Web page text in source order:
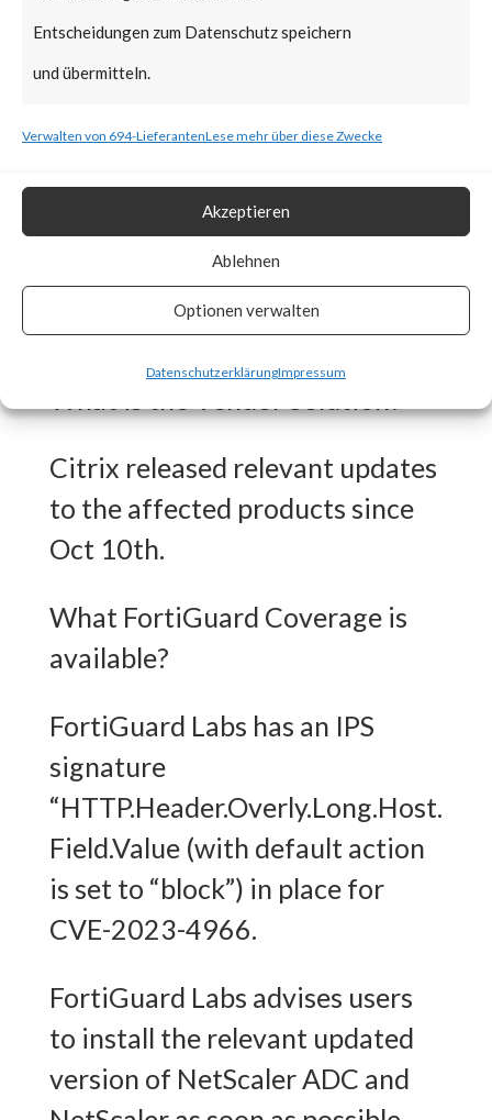
Entscheidungen zum Datenschutz speichern
und übermitteln.
Verwalten von 694-LieferantenLese mehr über diese Zwecke
Akzeptieren
Ablehnen
Optionen verwalten
DatenschutzerklärungImpressum
internal team and the advisory
and related patches were
protection for the vulnerability
and seeing several thousand
attempts to exploit the
vulnerability.
Citrix released relevant updates
to the affected products since
Oct 10th.
What FortiGuard Coverage is
available?
FortiGuard Labs has an IPS
signature
“HTTP.Header.Overly.Long.Host.
Field.Value (with default action
is set to “block”) in place for
CVE-2023-4966.
FortiGuard Labs advises users
to install the relevant updated
version of NetScaler ADC and